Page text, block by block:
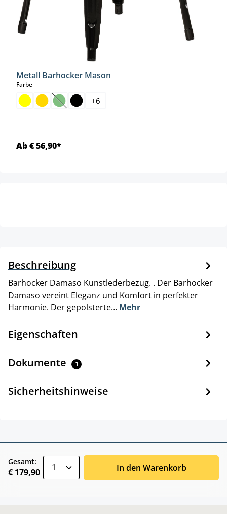
Metall Barhocker Mason
Farbeauswählen
(Diese Option ist zurzeit nicht verfügbar.)
+6
Ab € 56,90*
Beschreibung
Barhocker Damaso Kunstlederbezug. . Der Barhocker
Damaso vereint Eleganz und Komfort in perfekter
Harmonie. Der gepolsterte… Mehr
Eigenschaften
Dokumente 1
Sicherheitshinweise
Gesamt:
€ 179,90 In den Warenkorb